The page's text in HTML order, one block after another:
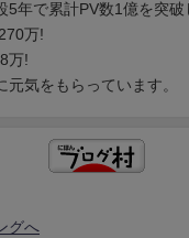
5年で累計PV数1億を突破
万!
万!
元気をもらっています。
グへ